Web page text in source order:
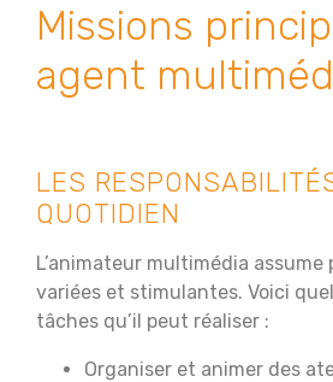
Missions
agent
LES
QUOTIDIEN
L’animateur multimédia assume
variées et stimulantes. Voici
tâches qu’il peut réaliser :
Organiser et animer des